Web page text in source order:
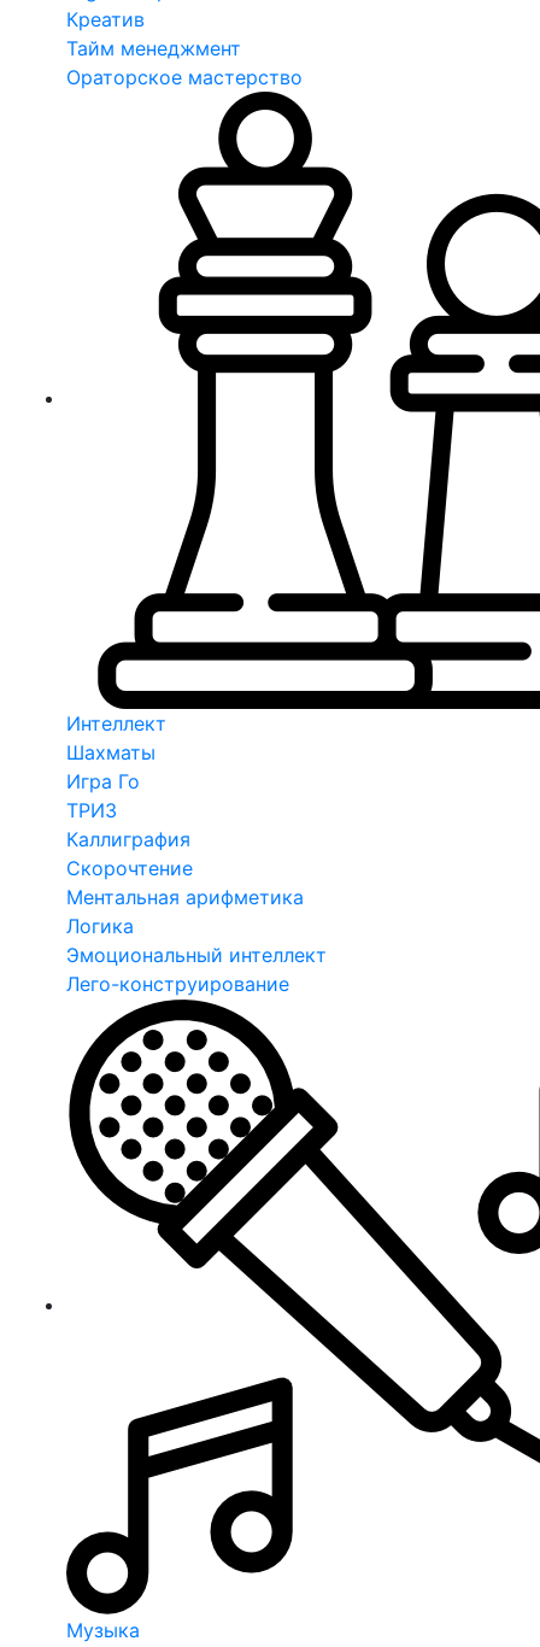
Креатив
Тайм менеджмент
Ораторское мастерство
Интеллект
Шахматы
Игра Го
ТРИЗ
Каллиграфия
Скорочтение
Ментальная арифметика
Логика
Эмоциональный интеллект
Лего-конструирование
Музыка